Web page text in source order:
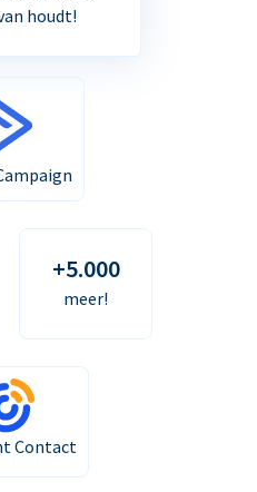
houdt!
+5.000
meer!
Contact